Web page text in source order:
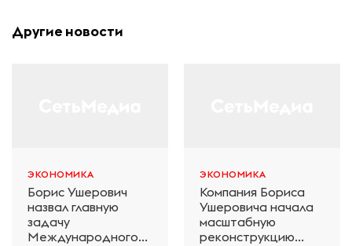
Другие новости
ЭКОНОМИКА
Борис Ушерович
назвал главную
задачу
Международного
ЭКОНОМИКА
Компания Бориса
Ушеровича начала
масштабную
реконструкцию